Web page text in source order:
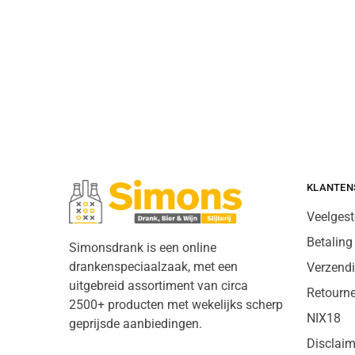
Simonsdrank is een online
drankenspeciaalzaak, met een
uitgebreid assortiment van circa
2500+ producten met wekelijks scherp
geprijsde aanbiedingen.
Betaling
NIX18